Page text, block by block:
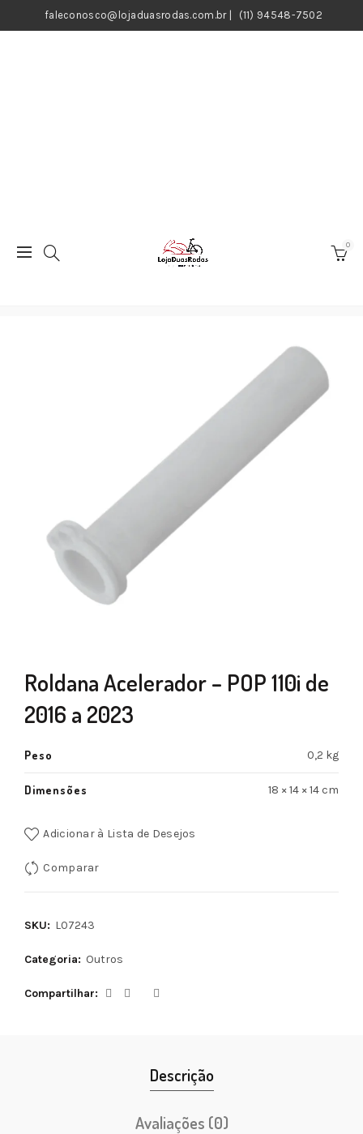
faleconosco@lojaduasrodas.com.br| (11) 94548-7502
0
Roldana Acelerador – POP 110i de
2016 a 2023
Peso 0,2 kg
Dimensões 18 × 14 × 14 cm
Adicionar à Lista de Desejos
Comparar
SKU: L07243
Categoria: Outros
Compartilhar
Descrição
Avaliações (0)